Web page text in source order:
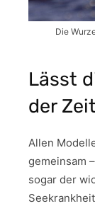
Die
Lässt
der
Allen
gemeinsam
sogar der